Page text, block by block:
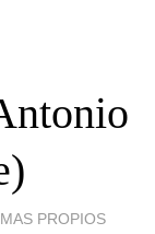
PROPIOS